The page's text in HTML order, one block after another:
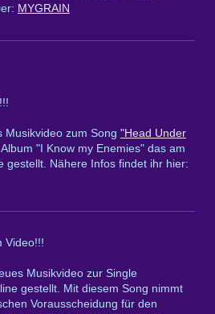
MYGRAIN
Musikvideo zum Song "Head Under
"I Know my Enemies" das am
gestellt. Nähere Infos findet ihr hier:
Video!!!
Musikvideo zur Single
gestellt. Mit diesem Song nimmt
Vorausscheidung für den